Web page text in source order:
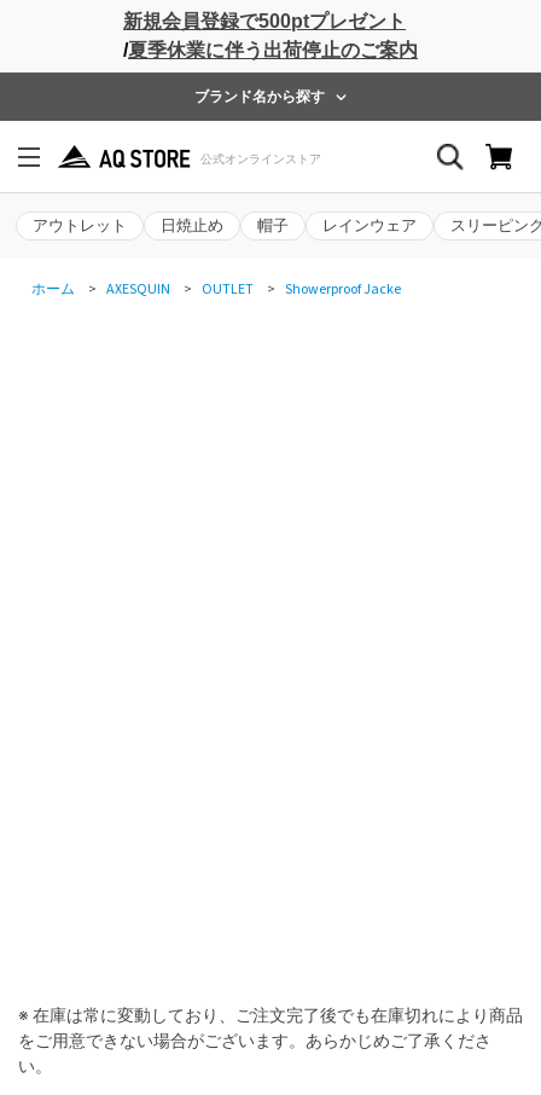
新規会員登録で500ptプレゼント
/夏季休業に伴う出荷停止のご案内
ブランド名から探す
アウトレット 日焼止め 帽子 レインウェア スリーピン
ホーム > AXESQUIN > OUTLET > Showerproof Jacke
※ 在庫は常に変動しており、ご注文完了後でも在庫切れにより商品
をご用意できない場合がございます。あらかじめご了承くださ
い。